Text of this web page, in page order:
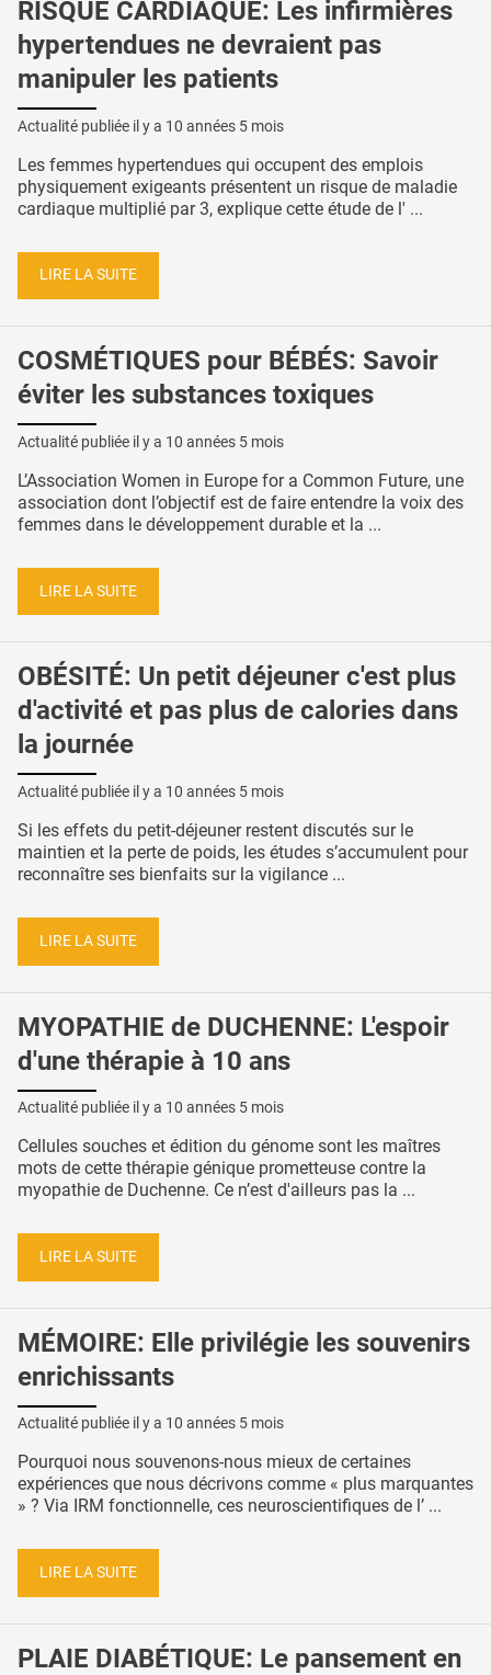
RISQUE CARDIAQUE: Les infirmières
hypertendues ne devraient pas
manipuler les patients
Actualité publiée il y a 10 années 5 mois
Les femmes hypertendues qui occupent des emplois
physiquement exigeants présentent un risque de maladie
cardiaque multiplié par 3, explique cette étude de l' ...
LIRE LA SUITE
COSMÉTIQUES pour BÉBÉS: Savoir
éviter les substances toxiques
Actualité publiée il y a 10 années 5 mois
L’Association Women in Europe for a Common Future, une
association dont l’objectif est de faire entendre la voix des
femmes dans le développement durable et la ...
LIRE LA SUITE
OBÉSITÉ: Un petit déjeuner c'est plus
d'activité et pas plus de calories dans
la journée
Actualité publiée il y a 10 années 5 mois
Si les effets du petit-déjeuner restent discutés sur le
maintien et la perte de poids, les études s’accumulent pour
reconnaître ses bienfaits sur la vigilance ...
LIRE LA SUITE
MYOPATHIE de DUCHENNE: L'espoir
d'une thérapie à 10 ans
Actualité publiée il y a 10 années 5 mois
Cellules souches et édition du génome sont les maîtres
mots de cette thérapie génique prometteuse contre la
myopathie de Duchenne. Ce n’est d'ailleurs pas la ...
LIRE LA SUITE
MÉMOIRE: Elle privilégie les souvenirs
enrichissants
Actualité publiée il y a 10 années 5 mois
Pourquoi nous souvenons-nous mieux de certaines
expériences que nous décrivons comme « plus marquantes
» ? Via IRM fonctionnelle, ces neuroscientifiques de l’ ...
LIRE LA SUITE
PLAIE DIABÉTIQUE: Le pansement en